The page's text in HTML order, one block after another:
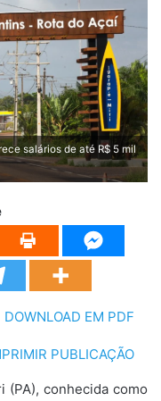
salários de até R$ 5 mil
DOWNLOAD EM PDF
PUBLICAÇÃO
(PA), conhecida como